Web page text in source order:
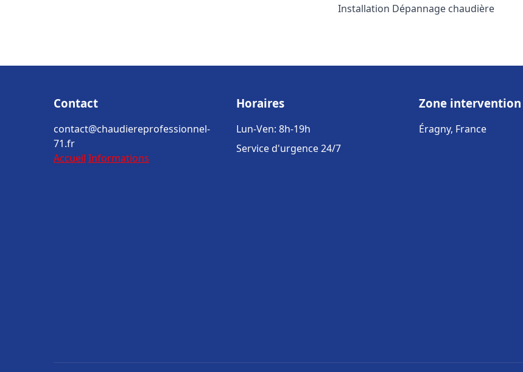
Installation Dépannage chaudière
Contact
contact@chaudiereprofessionnel-
71.fr
Accueil Informations
Horaires
Lun-Ven: 8h-19h
Service d'urgence 24/7
Zone intervention
Éragny, France